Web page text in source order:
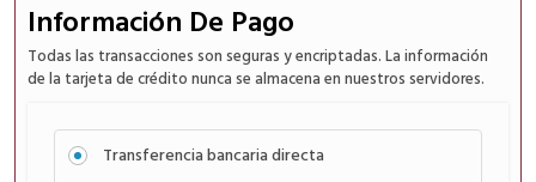
Información De Pago
Todas las transacciones son seguras y encriptadas. La información
de la tarjeta de crédito nunca se almacena en nuestros servidores.
Transferencia bancaria directa